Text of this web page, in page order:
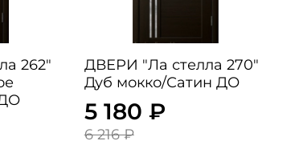
262"
ДВЕРИ "Ла стелла 270"
Дуб мокко/Сатин ДО
5 180 ₽
6 216 ₽